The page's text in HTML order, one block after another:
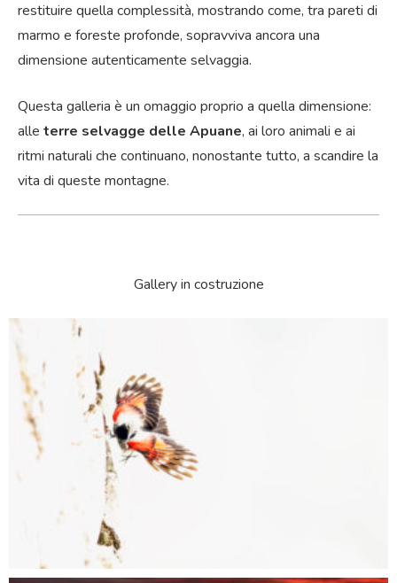
restituire quella complessità, mostrando come, tra pareti di
marmo e foreste profonde, sopravviva ancora una
dimensione autenticamente selvaggia.
Questa galleria è un omaggio proprio a quella dimensione:
alle terre selvagge delle Apuane, ai loro animali e ai
ritmi naturali che continuano, nonostante tutto, a scandire la
vita di queste montagne.
Gallery in costruzione